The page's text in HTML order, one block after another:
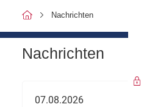
Nachrichten
Nachrichten
07.08.2026